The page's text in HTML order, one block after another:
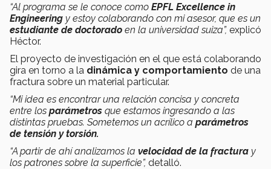
“Al programa se le conoce como EPFL Excellence in
Engineering y estoy colaborando con mi asesor, que es un
estudiante de doctorado en la universidad suiza”, explicó
Héctor.
El proyecto de investigación en el que está colaborando
gira en torno a la dinámica y comportamiento de una
fractura sobre un material particular.
“Mi idea es encontrar una relación concisa y concreta
entre los parámetros que estamos ingresando a las
distintas pruebas. Sometemos un acrílico a parámetros
de tensión y torsión.
“A partir de ahí analizamos la velocidad de la fractura y
los patrones sobre la superficie”, detalló.